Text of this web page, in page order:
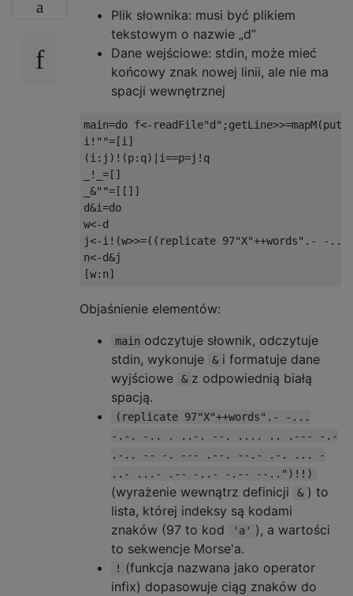
Plik słownika: musi być plikiem
tekstowym o nazwie „d”
Dane wejściowe: stdin, może mieć
końcowy znak nowej linii, ale nie ma
spacji wewnętrznej
main=do f<-
i!""=[i]
(i:j)!(p:q)|i==p=j!q
_!_=[]
_&""=[[]]
d&i=do
w<-d
j<-i!(w>>=((replicate
n<-d&j
Objaśnienie elementów:
main odczytuje słownik, odczytuje
stdin, wykonuje
& i formatuje dane
wyjściowe
& z odpowiednią białą
spacją.
(replicate 97"X"++words".- -...
-.-. -.. . ..-. --. .... .. .--- -.-
.-.. -- -. --- .--. --.- .-. ... -
..- ...- .-- -..- -.-- --..")!!)
(wyrażenie wewnątrz definicji & ) to
lista, której indeksy są kodami
znaków (97 to kod
'a' ), a wartości
to sekwencje Morse'a.
! (funkcja nazwana jako operator
infix) dopasowuje ciąg znaków do